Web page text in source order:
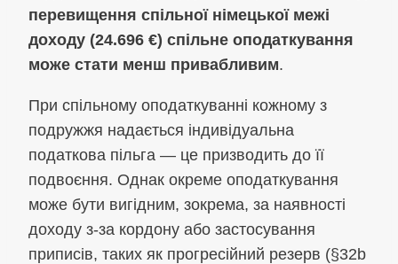
перевищення спільної німецької межі
доходу (24.696 €) спільне оподаткування
може стати менш привабливим.
При спільному оподаткуванні кожному з
подружжя надається індивідуальна
податкова пільга — це призводить до її
подвоєння. Однак окреме оподаткування
може бути вигідним, зокрема, за наявності
доходу з-за кордону або застосування
приписів, таких як прогресійний резерв (§32b